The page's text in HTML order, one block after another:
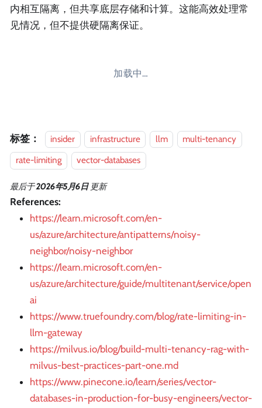
内相互隔离，但共享底层存储和计算。这能高效处理常
见情况，但不提供硬隔离保证。
加载中…
标签： insider infrastructure llm
multi-tenancy
rate-limiting
vector-databases
最后于2026年5月6日 更新
References:
https://learn.microsoft.com/en-
us/azure/architecture/antipatterns/noisy-
neighbor/noisy-neighbor
https://learn.microsoft.com/en-
us/azure/architecture/guide/multitenant/service/open
ai
https://www.truefoundry.com/blog/rate-limiting-in-
llm-gateway
https://milvus.io/blog/build-multi-tenancy-rag-with-
milvus-best-practices-part-one.md
https://www.pinecone.io/learn/series/vector-
databases-in-production-for-busy-engineers/vector-